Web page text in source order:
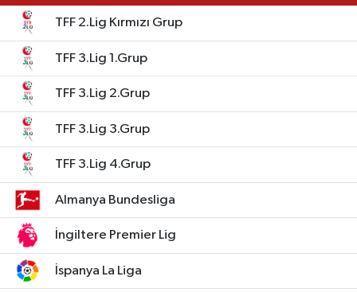
TFF 2.Lig Kırmızı Grup
TFF 3.Lig 1.Grup
TFF 3.Lig 2.Grup
TFF 3.Lig 3.Grup
TFF 3.Lig 4.Grup
Almanya Bundesliga
İngiltere Premier Lig
İspanya La Liga